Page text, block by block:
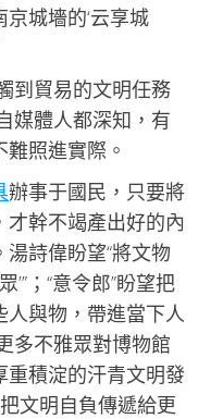
城墻的‘云享城
到貿易的文明任務
媒體人都深知，有
照進實際。
辦事于國民，只要將
幹不竭產出好的內
詩偉盼望“將文物
’”；“意令郎”盼望把
人與物，帶進當下人
多不雅眾對博物館
重積淀的汗青文明發
文明自負傳遞給更